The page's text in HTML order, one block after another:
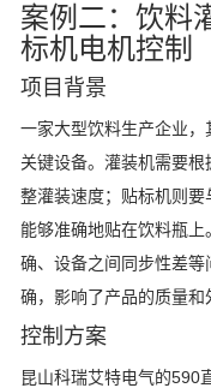
案例二：饮料
标机电机控制
项目背景
一家大型饮料生产企业
关键设备。灌装机需要
整灌装速度；贴标机则
能够准确地贴在饮料瓶
确、设备之间同步性差
确，影响了产品的质量和
控制方案
昆山科瑞艾特电气的590